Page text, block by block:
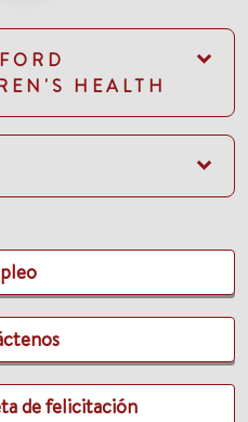
HEALTH
de felicitación